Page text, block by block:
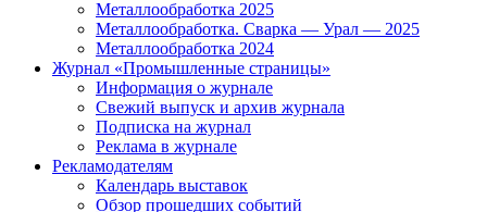
Металлообработка 2025
Металлообработка. Сварка — Урал — 2025
Металлообработка 2024
Журнал «Промышленные страницы»
Информация о журнале
Свежий выпуск и архив журнала
Подписка на журнал
Реклама в журнале
Рекламодателям
Календарь выставок
Обзор прошедших событий